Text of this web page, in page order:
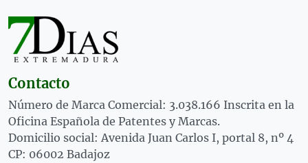
Contacto
Número de Marca Comercial: 3.038.166 Inscrita en la
Oficina Española de Patentes y Marcas.
Domicilio social: Avenida Juan Carlos I, portal 8, nº 4
CP: 06002 Badajoz